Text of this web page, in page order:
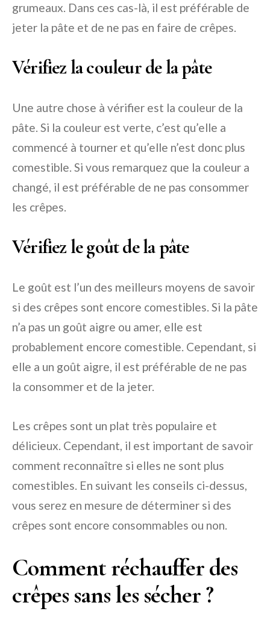
grumeaux. Dans ces cas-là, il est préférable de
jeter la pâte et de ne pas en faire de crêpes.
Vérifiez la couleur de la pâte
Une autre chose à vérifier est la couleur de la
pâte. Si la couleur est verte, c’est qu’elle a
commencé à tourner et qu’elle n’est donc plus
comestible. Si vous remarquez que la couleur a
changé, il est préférable de ne pas consommer
les crêpes.
Vérifiez le goût de la pâte
Le goût est l’un des meilleurs moyens de savoir
si des crêpes sont encore comestibles. Si la pâte
n’a pas un goût aigre ou amer, elle est
probablement encore comestible. Cependant, si
elle a un goût aigre, il est préférable de ne pas
la consommer et de la jeter.
Les crêpes sont un plat très populaire et
délicieux. Cependant, il est important de savoir
comment reconnaître si elles ne sont plus
comestibles. En suivant les conseils ci-dessus,
vous serez en mesure de déterminer si des
crêpes sont encore consommables ou non.
Comment réchauffer des
crêpes sans les sécher ?